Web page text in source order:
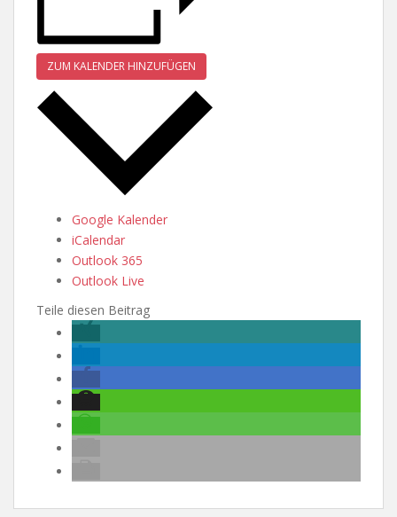
ZUM KALENDER HINZUFÜGEN
Google Kalender
iCalendar
Outlook 365
Outlook Live
Teile diesen Beitrag